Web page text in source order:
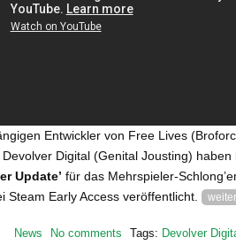
Entwickler von Free Lives
Digital (Genital Jousting) haben
Update’ für das Mehrspieler-
Steam Early Access veröffentlicht.
News No comments Tags: Devolver